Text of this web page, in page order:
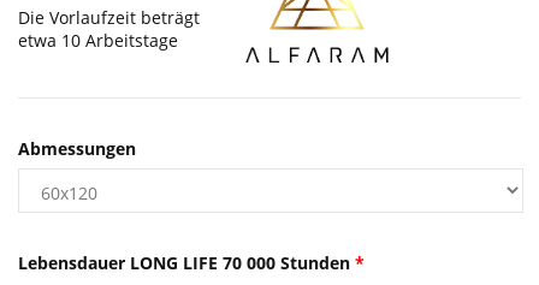
Die Vorlaufzeit beträgt
etwa 10 Arbeitstage
*
Lebensdauer LONG LIFE 70 000 Stunden
Abmessungen